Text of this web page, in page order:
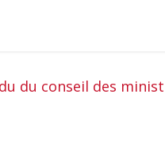
du conseil des